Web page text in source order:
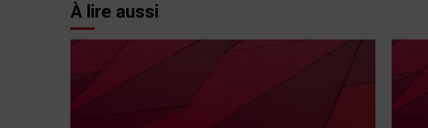
À lire aussi